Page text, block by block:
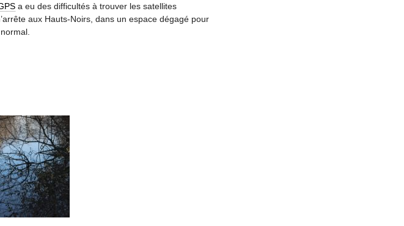
a eu des difficultés à trouver les satellites
aux Hauts-Noirs, dans un espace dégagé pour